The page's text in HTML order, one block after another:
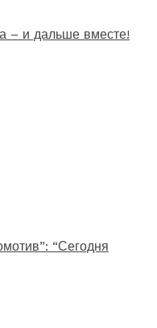
– и дальше вместе!
“Сегодня